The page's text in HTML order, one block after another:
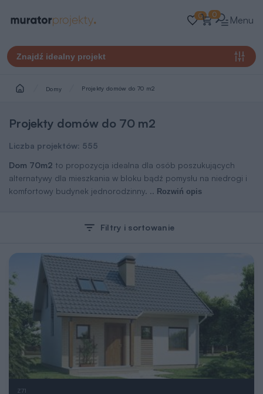
0 0 Menu
Znajdź idealny projekt
Domy Projekty domów do 70 m2
Projekty domów do 70 m2
Liczba projektów: 555
Dom 70m2 to propozycja idealna dla osób poszukujących
alternatywy dla mieszkania w bloku bądź pomysłu na niedrogi i
komfortowy budynek jednorodzinny. .. Rozwiń opis
Filtry i sortowanie
Z71